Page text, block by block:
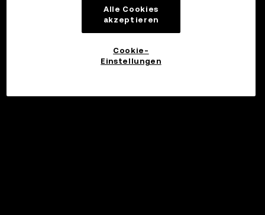
Alle Cookies
akzeptieren
Cookie-
Einstellungen